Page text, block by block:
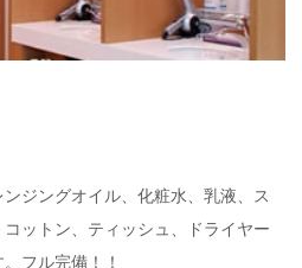
ジングオイル、化粧水、乳液、ス
ットン、ティッシュ、ドライヤー
フル完備！！